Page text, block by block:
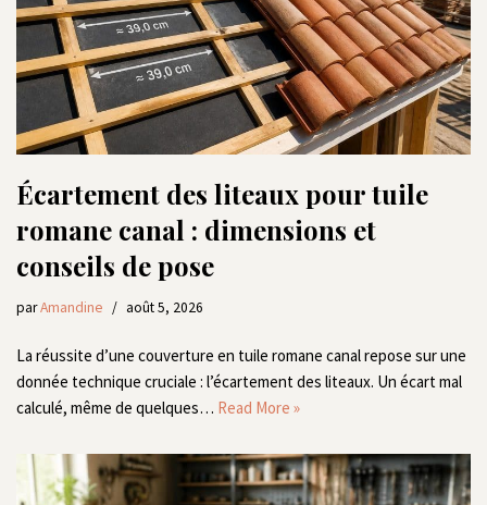
Écartement des liteaux pour tuile
romane canal : dimensions et
conseils de pose
parAmandine août 5, 2026
La réussite d’une couverture en tuile romane canal repose sur une
donnée technique cruciale : l’écartement des liteaux. Un écart mal
calculé, même de quelques… Read More »